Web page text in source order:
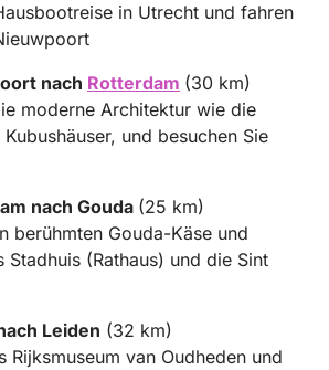
in Utrecht und fahren
nach Rotterdam (30 km)
moderne Architektur wie die
und besuchen Sie
nach Gouda (25 km)
berühmten Gouda-Käse und
Stadhuis (Rathaus) und die Sint
Leiden (32 km)
Rijksmuseum van Oudheden und